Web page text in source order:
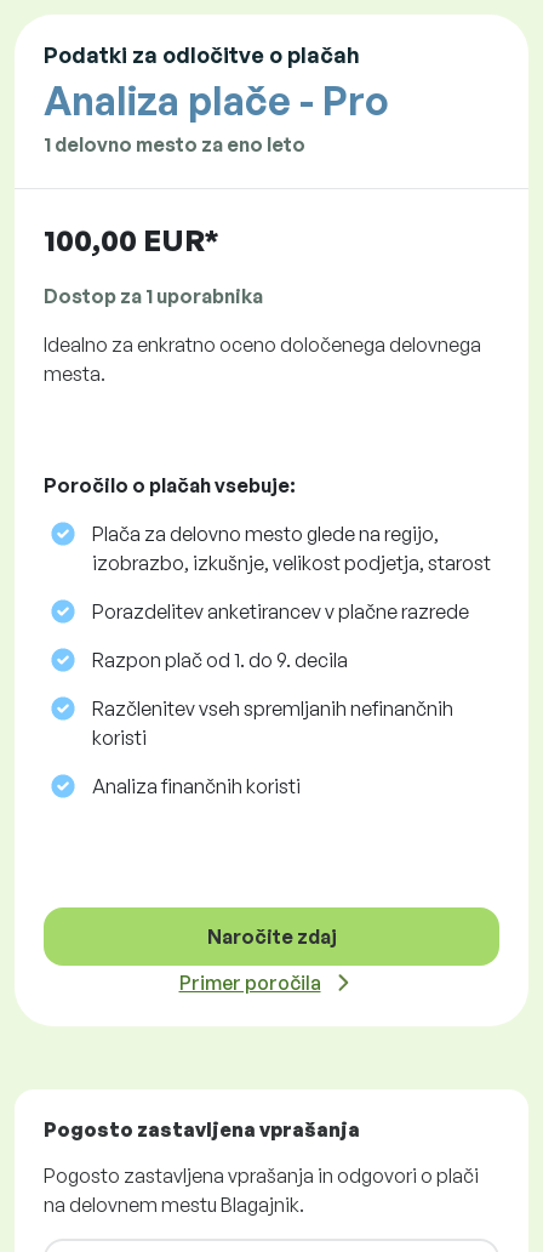
Podatki za odločitve o plačah
Analiza plače - Pro
1 delovno mesto za eno leto
100,00 EUR*
Dostop za 1 uporabnika
Idealno za enkratno oceno določenega delovnega
mesta.
Poročilo o plačah vsebuje:
Plača za delovno mesto glede na regijo,
izobrazbo, izkušnje, velikost podjetja, starost
Porazdelitev anketirancev v plačne razrede
Razpon plač od 1. do 9. decila
Razčlenitev vseh spremljanih nefinančnih
koristi
Analiza finančnih koristi
Naročite zdaj
Primer poročila
Pogosto zastavljena vprašanja
Pogosto zastavljena vprašanja in odgovori o plači
na delovnem mestu Blagajnik.